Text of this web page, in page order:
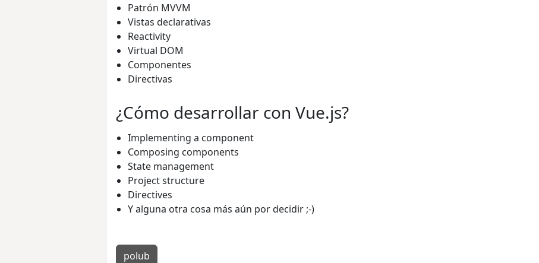
Patrón MVVM
Vistas declarativas
Reactivity
Virtual DOM
Componentes
Directivas
¿Cómo desarrollar con Vue.js?
Implementing a component
Composing components
State management
Project structure
Directives
Y alguna otra cosa más aún por decidir ;-)
polub